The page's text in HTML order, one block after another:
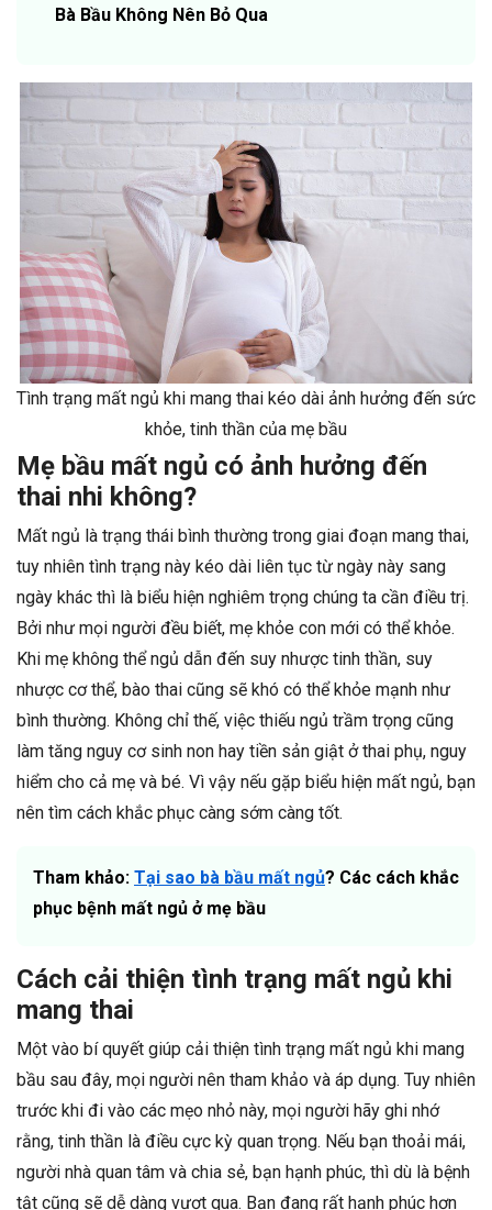
Bà Bầu Không Nên Bỏ Qua
Tình trạng mất ngủ khi mang thai kéo dài ảnh hưởng đến sức
khỏe, tinh thần của mẹ bầu
Mẹ bầu mất ngủ có ảnh hưởng đến
thai nhi không?
Mất ngủ là trạng thái bình thường trong giai đoạn mang thai,
tuy nhiên tình trạng này kéo dài liên tục từ ngày này sang
ngày khác thì là biểu hiện nghiêm trọng chúng ta cần điều trị.
Bởi như mọi người đều biết, mẹ khỏe con mới có thể khỏe.
Khi mẹ không thể ngủ dẫn đến suy nhược tinh thần, suy
nhược cơ thể, bào thai cũng sẽ khó có thể khỏe mạnh như
bình thường. Không chỉ thế, việc thiếu ngủ trầm trọng cũng
làm tăng nguy cơ sinh non hay tiền sản giật ở thai phụ, nguy
hiểm cho cả mẹ và bé. Vì vậy nếu gặp biểu hiện mất ngủ, bạn
nên tìm cách khắc phục càng sớm càng tốt.
Tham khảo: Tại sao bà bầu mất ngủ? Các cách khắc
phục bệnh mất ngủ ở mẹ bầu
Cách cải thiện tình trạng mất ngủ khi
mang thai
Một vào bí quyết giúp cải thiện tình trạng mất ngủ khi mang
bầu sau đây, mọi người nên tham khảo và áp dụng. Tuy nhiên
trước khi đi vào các mẹo nhỏ này, mọi người hãy ghi nhớ
rằng, tinh thần là điều cực kỳ quan trọng. Nếu bạn thoải mái,
người nhà quan tâm và chia sẻ, bạn hạnh phúc, thì dù là bệnh
tật cũng sẽ dễ dàng vượt qua. Bạn đang rất hạnh phúc hơn